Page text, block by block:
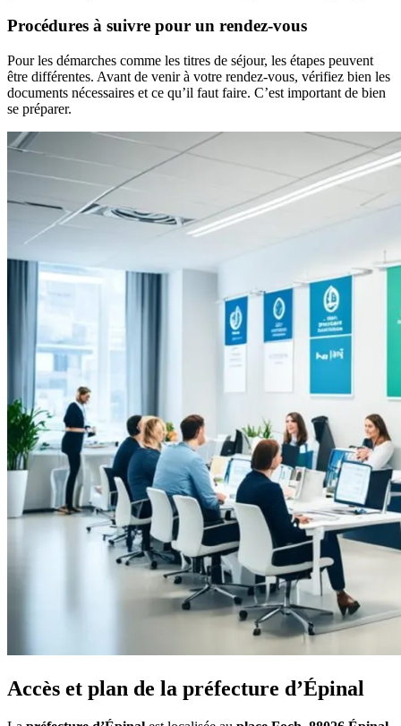
Procédures à suivre pour un rendez-vous
Pour les démarches comme les titres de séjour, les étapes peuvent
être différentes. Avant de venir à votre rendez-vous, vérifiez bien les
documents nécessaires et ce qu’il faut faire. C’est important de bien
se préparer.
Accès et plan de la préfecture d’Épinal